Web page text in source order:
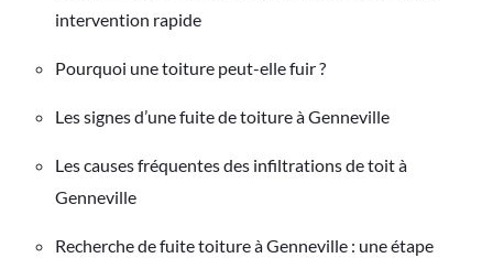
intervention rapide
Pourquoi une toiture peut-elle fuir ?
Les signes d’une fuite de toiture à Genneville
Les causes fréquentes des infiltrations de toit à
Genneville
Recherche de fuite toiture à Genneville : une étape